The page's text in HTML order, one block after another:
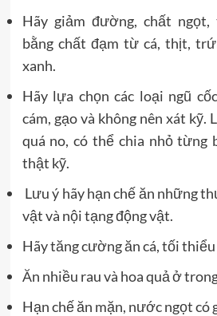
Hãy giảm đường, chất
bằng chất đạm từ cá, thịt,
xanh.
Hãy lựa chọn các loại ngũ
cám, gạo và không nên xát kỹ.
quá no, có thể chia nhỏ từng
thật kỹ.
Lưu ý hãy hạn chế ăn những
vật và nội tạng động vật.
Hãy tăng cường ăn cá, tối
Ăn nhiều rau và hoa quả ở
Hạn chế ăn mặn, nước ngọt có